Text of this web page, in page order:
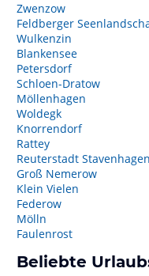
Zwenzow
Feldberger
Wulkenzin
Blankensee
Petersdorf
Schloen-Dratow
Möllenhagen
Woldegk
Knorrendorf
Rattey
Reuterstadt Stavenhagen
Groß Nemerow
Klein Vielen
Federow
Mölln
Faulenrost
Beliebte